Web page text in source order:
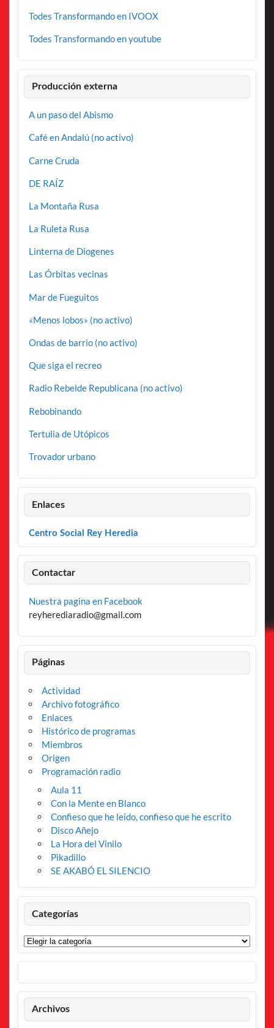
Todes Transformando en IVOOX
Todes Transformando en youtube
Producción externa
A un paso del Abismo
Café en Andalú (no activo)
Carne Cruda
DE RAÍZ
La Montaña Rusa
La Ruleta Rusa
Linterna de Diogenes
Las Órbitas vecinas
Mar de Fueguitos
«Menos lobos» (no activo)
Ondas de barrio (no activo)
Que siga el recreo
Radio Rebelde Republicana (no activo)
Rebobinando
Tertulia de Utópicos
Trovador urbano
Enlaces
Centro Social Rey Heredia
Contactar
Nuestra pagina en Facebook
reyherediaradio@gmail.com
Páginas
Actividad
Archivo fotográfico
Enlaces
Histórico de programas
Miembros
Origen
Programación radio
Aula 11
Con la Mente en Blanco
Confieso que he leído, confieso que he escrito
Disco Añejo
La Hora del Vinilo
Pikadillo
SE AKABÓ EL SILENCIO
Categorías
Categorías
Archivos